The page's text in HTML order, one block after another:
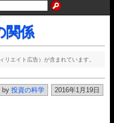
関係
エイト広告）が含まれています。
2016年1月19日
by 投資の科学